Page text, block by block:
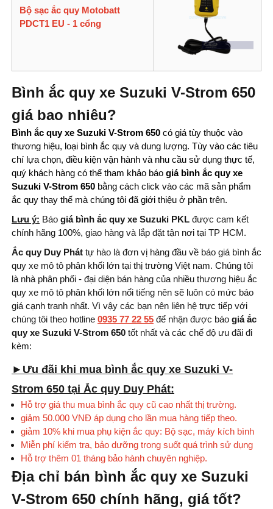
Bộ sạc ắc quy Motobatt
PDCT1 EU - 1 cổng
Bình ắc quy xe Suzuki V-Strom 650
giá bao nhiêu?
Bình ắc quy xe Suzuki V-Strom 650 có giá tùy thuộc vào
thương hiệu, loại bình ắc quy và dung lượng. Tùy vào các tiêu
chí lựa chọn, điều kiện vận hành và nhu cầu sử dụng thực tế,
quý khách hàng có thể tham khảo báo giá bình ắc quy xe
Suzuki V-Strom 650 bằng cách click vào các mã sản phẩm
ắc quy thay thế mà chúng tôi đã giới thiệu ở phần trên.
Lưu ý: Báo giá bình ắc quy xe Suzuki PKL được cam kết
chính hãng 100%, giao hàng và lắp đặt tận nơi tại TP HCM.
Ắc quy Duy Phát tự hào là đơn vị hàng đầu về báo giá bình ắc
quy xe mô tô phân khối lớn tại thị trường Việt nam. Chúng tôi
là nhà phân phối - đại diện bán hàng của nhiều thương hiệu ắc
quy xe mô tô phân khối lớn nổi tiếng nên sẽ luôn có mức báo
giá cạnh tranh nhất. Vì vậy các bạn nên liên hệ trực tiếp với
chúng tôi theo hotline 0935 77 22 55 để nhận được báo giá ắc
quy xe Suzuki V-Strom 650 tốt nhất và các chế độ ưu đãi đi
kèm:
►Ưu đãi khi mua bình ắc quy xe Suzuki V-
Strom 650 tại Ắc quy Duy Phát:
Hỗ trợ giá thu mua bình ắc quy cũ cao nhất thị trường.
giảm 50.000 VNĐ áp dụng cho lần mua hàng tiếp theo.
giảm 10% khi mua phụ kiện ắc quy: Bộ sạc, máy kích bình
Miễn phí kiểm tra, bảo dưỡng trong suốt quá trình sử dụng
Hỗ trợ thêm 01 tháng bảo hành chuyên nghiệp.
Địa chỉ bán bình ắc quy xe Suzuki
V-Strom 650 chính hãng, giá tốt?